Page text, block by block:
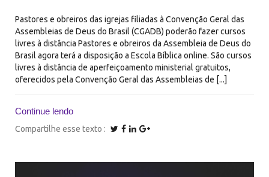
Pastores e obreiros das igrejas filiadas à Convenção Geral das
Assembleias de Deus do Brasil (CGADB) poderão fazer cursos
livres à distância Pastores e obreiros da Assembleia de Deus do
Brasil agora terá a disposição a Escola Bíblica online. São cursos
livres à distância de aperfeiçoamento ministerial gratuitos,
oferecidos pela Convenção Geral das Assembleias de [...]
Continue lendo
Compartilhe esse texto